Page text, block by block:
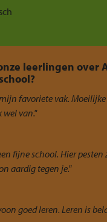
leerlingen over
favoriete vak.
wel van."
fijne school. Hier pesten
aardig tegen je."
goed leren. Leren is